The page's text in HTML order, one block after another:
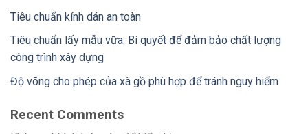
Tiêu chuẩn kính dán an toàn
Tiêu chuẩn lấy mẫu vữa: Bí quyết để đảm bảo chất lượng
công trình xây dựng
Độ võng cho phép của xà gồ phù hợp để tránh nguy hiểm
Recent Comments